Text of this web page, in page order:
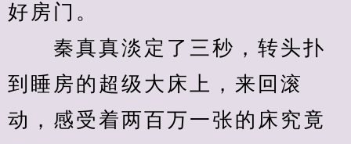
好房门。
秦真真淡定了三秒，转头扑
到睡房的超级大床上，来回滚
动，感受着两百万一张的床究竟